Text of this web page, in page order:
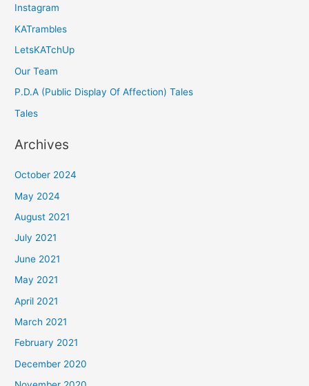
Instagram
KATrambles
LetsKATchUp
Our Team
P.D.A (Public Display Of Affection) Tales
Tales
Archives
October 2024
May 2024
August 2021
July 2021
June 2021
May 2021
April 2021
March 2021
February 2021
December 2020